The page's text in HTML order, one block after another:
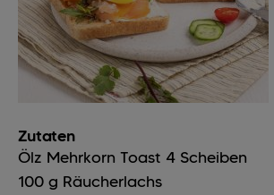
Zutaten
Ölz Mehrkorn Toast 4 Scheiben
100 g Räucherlachs